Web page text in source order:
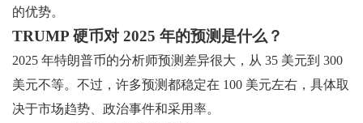
的优势。
TRUMP 硬币对 2025 年的预测是什么？
2025 年特朗普币的分析师预测差异很大，从 35 美元到 300
美元不等。不过，许多预测都稳定在 100 美元左右，具体取
决于市场趋势、政治事件和采用率。